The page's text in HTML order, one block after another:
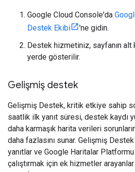
Google Cloud Console'da
Destek Ekibi
'ne gidin.
Destek hizmetiniz, sayfanın alt
yerde gösterilir.
Gelişmiş destek
Gelişmiş Destek, kritik etkiye sahip
saatlik ilk yanıt süresi, destek kaydı
daha karmaşık harita verileri
daha fazlasını sunar. Gelişmiş
yanıtlar ve Google Haritalar
çalıştırmak için ek hizmetler arayanlar